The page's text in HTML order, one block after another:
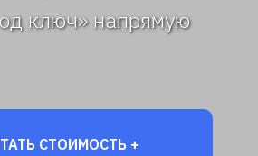
ключ» напрямую
СТОИМОСТЬ +